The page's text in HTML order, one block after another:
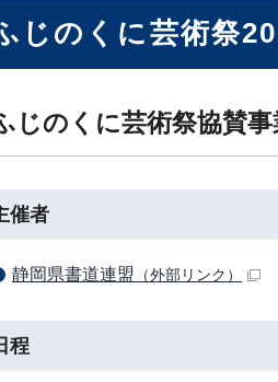
じのくに芸術祭
じのくに芸術祭協賛
催者
静岡県書道連盟 （外部リンク）
程